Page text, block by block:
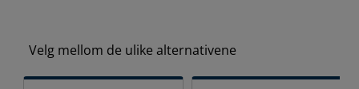
Velg mellom de ulike alternativene